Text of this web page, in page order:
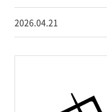
2026.04.21